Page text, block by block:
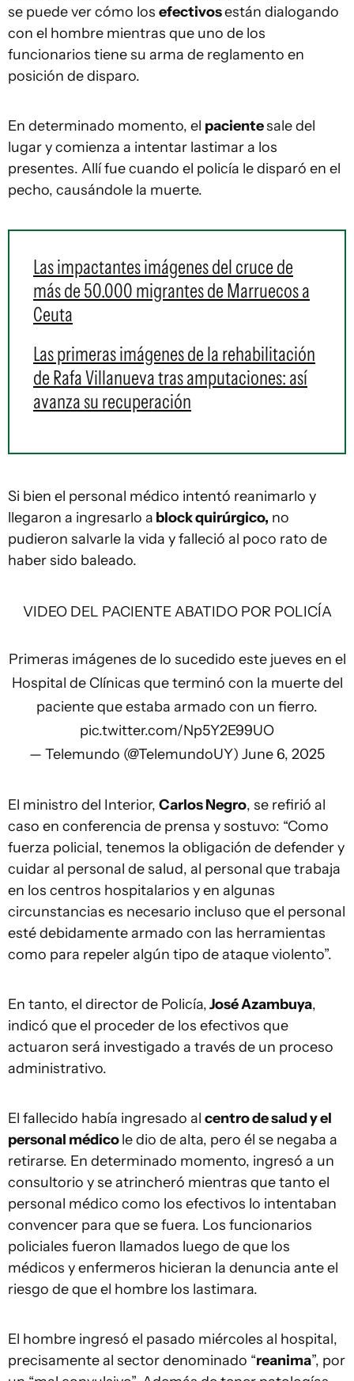
se puede ver cómo los efectivosestán dialogando
con el hombre mientras que uno de los
funcionarios tiene su arma de reglamento en
posición de disparo.
En determinado momento, el pacientesale del
lugar y comienza a intentar lastimar a los
presentes. Allí fue cuando el policía le disparó en el
pecho, causándole la muerte.
Las impactantes imágenes del cruce de
más de 50.000 migrantes de Marruecos a
Ceuta
Las primeras imágenes de la rehabilitación
de Rafa Villanueva tras amputaciones: así
avanza su recuperación
Si bien el personal médico intentó reanimarlo y
llegaron a ingresarlo a block quirúrgico, no
pudieron salvarle la vida y falleció al poco rato de
haber sido baleado.
VIDEO DEL PACIENTE ABATIDO POR POLICÍA
Primeras imágenes de lo sucedido este jueves en el
Hospital de Clínicas que terminó con la muerte del
paciente que estaba armado con un fierro.
pic.twitter.com/Np5Y2E99UO
— Telemundo (@TelemundoUY) June 6, 2025
El ministro del Interior, Carlos Negro, se refirió al
caso en conferencia de prensa y sostuvo: “Como
fuerza policial, tenemos la obligación de defender y
cuidar al personal de salud, al personal que trabaja
en los centros hospitalarios y en algunas
circunstancias es necesario incluso que el personal
esté debidamente armado con las herramientas
como para repeler algún tipo de ataque violento”.
En tanto, el director de Policía,José Azambuya,
indicó que el proceder de los efectivos que
actuaron será investigado a través de un proceso
administrativo.
El fallecido había ingresado al centro de salud y el
personal médicole dio de alta, pero él se negaba a
retirarse. En determinado momento, ingresó a un
consultorio y se atrincheró mientras que tanto el
personal médico como los efectivos lo intentaban
convencer para que se fuera. Los funcionarios
policiales fueron llamados luego de que los
médicos y enfermeros hicieran la denuncia ante el
riesgo de que el hombre los lastimara.
El hombre ingresó el pasado miércoles al hospital,
precisamente al sector denominado “reanima”, por